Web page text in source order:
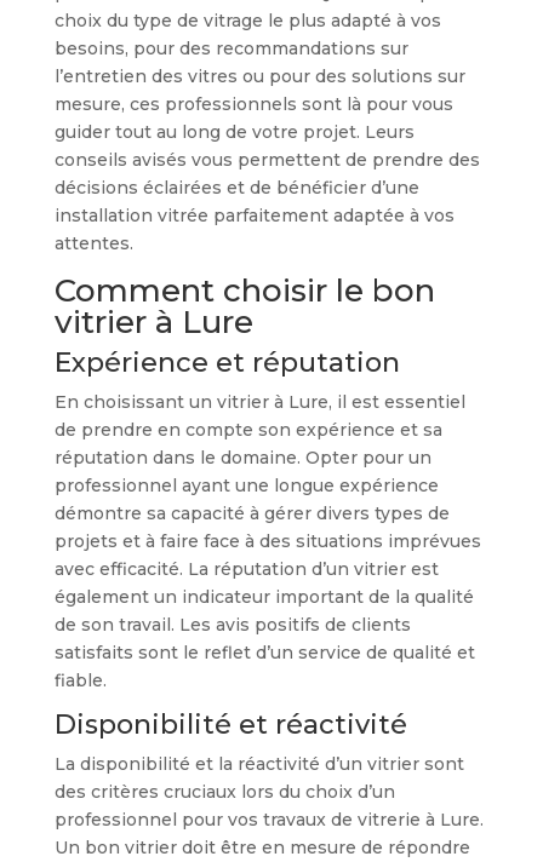
choix du type de vitrage le plus adapté à vos
besoins, pour des recommandations sur
l’entretien des vitres ou pour des solutions sur
mesure, ces professionnels sont là pour vous
guider tout au long de votre projet. Leurs
conseils avisés vous permettent de prendre des
décisions éclairées et de bénéficier d’une
installation vitrée parfaitement adaptée à vos
attentes.
Comment choisir le bon
vitrier à Lure
Expérience et réputation
En choisissant un vitrier à Lure, il est essentiel
de prendre en compte son expérience et sa
réputation dans le domaine. Opter pour un
professionnel ayant une longue expérience
démontre sa capacité à gérer divers types de
projets et à faire face à des situations imprévues
avec efficacité. La réputation d’un vitrier est
également un indicateur important de la qualité
de son travail. Les avis positifs de clients
satisfaits sont le reflet d’un service de qualité et
fiable.
Disponibilité et réactivité
La disponibilité et la réactivité d’un vitrier sont
des critères cruciaux lors du choix d’un
professionnel pour vos travaux de vitrerie à Lure.
Un bon vitrier doit être en mesure de répondre